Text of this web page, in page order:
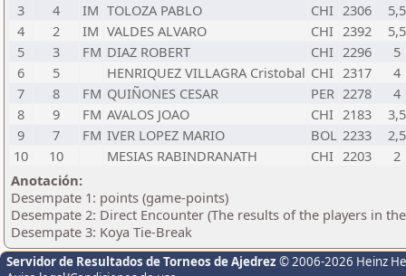
3
4 IM TOLOZA PABLO CHI 2306
5,5
4
2 IM VALDES ALVARO CHI 2392
5,5
5
3 FM DIAZ ROBERT CHI 2296
5
6
5 HENRIQUEZ VILLAGRA Cristobal CHI 2317
4
7
8 FM QUIÑONES CESAR PER 2278
4
8
9 FM AVALOS JOAO CHI 2183
3,5
9
7 FM IVER LOPEZ MARIO BOL 2233
2,5
10
10 MESIAS RABINDRANATH CHI 2203
2
Anotación:
Desempate 1: points (game-points)
Desempate 2: Direct Encounter (The results of the players in
Desempate 3: Koya Tie-Break
Servidor de Resultados de Torneos de Ajedrez © 2006-2026 Heinz